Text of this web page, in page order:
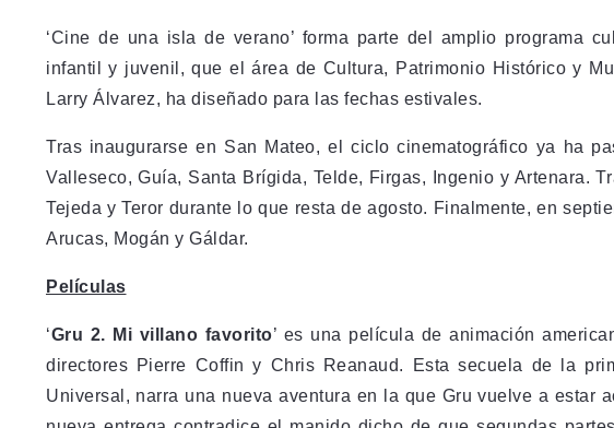
‘Cine de una isla de verano’ forma parte del amplio programa
infantil y juvenil, que el área de Cultura, Patrimonio Histórico y
Larry Álvarez, ha diseñado para las fechas estivales.
Tras inaugurarse en San Mateo, el ciclo cinematográfico ya ha
Valleseco, Guía, Santa Brígida, Telde, Firgas, Ingenio y Artenara.
Tejeda y Teror durante lo que resta de agosto. Finalmente, en
Arucas, Mogán y Gáldar.
Películas
‘Gru 2. Mi villano favorito’ es una película de animación
directores Pierre Coffin y Chris Reanaud. Esta secuela de la
Universal, narra una nueva aventura en la que Gru vuelve a estar